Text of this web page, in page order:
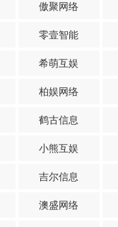
傲聚网络
零壹智能
希萌互娱
柏娱网络
鹤古信息
小熊互娱
吉尔信息
澳盛网络